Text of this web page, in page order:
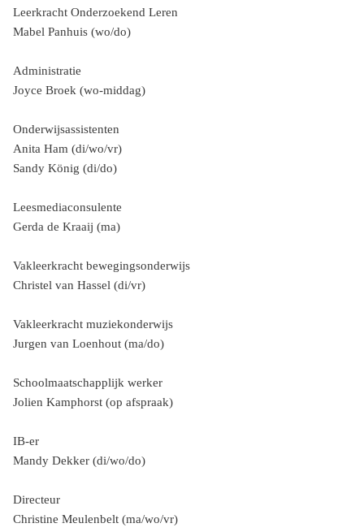
Leerkracht Onderzoekend Leren
Mabel Panhuis (wo/do)
Administratie
Joyce Broek (wo-middag)
Onderwijsassistenten
Anita Ham (di/wo/vr)
Sandy König (di/do)
Leesmediaconsulente
Gerda de Kraaij (ma)
Vakleerkracht bewegingsonderwijs
Christel van Hassel (di/vr)
Vakleerkracht muziekonderwijs
Jurgen van Loenhout (ma/do)
Schoolmaatschapplijk werker
Jolien Kamphorst (op afspraak)
IB-er
Mandy Dekker (di/wo/do)
Directeur
Christine Meulenbelt (ma/wo/vr)